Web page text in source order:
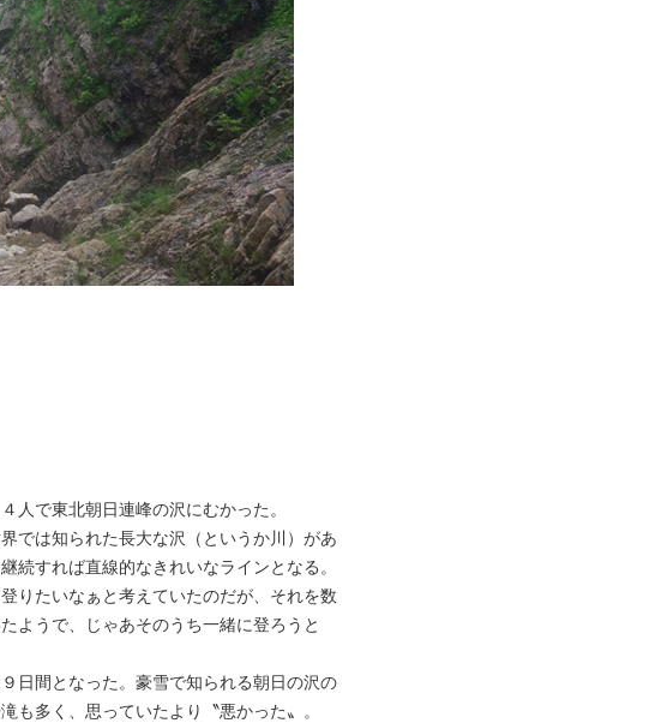
で東北朝日連峰の沢にむかった。
では知られた長大な沢（というか川）があ
続すれば直線的なきれいなラインとなる。
りたいなぁと考えていたのだが、それを数
ようで、じゃあそのうち一緒に登ろうと
日間となった。豪雪で知られる朝日の沢の
も多く、思っていたより〝悪かった〟。